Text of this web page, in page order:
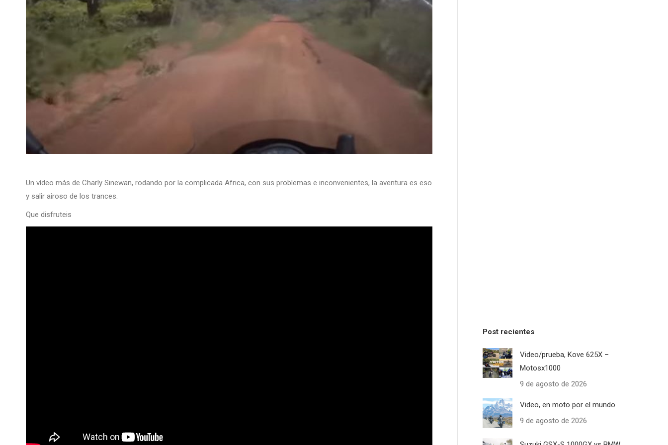
Un vídeo más de Charly Sinewan, rodando por la complicada Africa, con sus problemas e inconvenientes, la aventura es eso
y salir airoso de los trances.
Que disfruteis
Post recientes
Video/prueba, Kove 625X –
Motosx1000
9 de agosto de 2026
Video, en moto por el mundo
9 de agosto de 2026